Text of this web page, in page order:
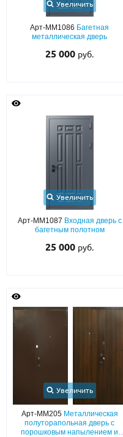
Увеличить
Арт-ММ1086 Багетная
металлическая дверь
25 000 руб.
Увеличить
Арт-ММ1087 Входная дверь с
багетным полотном
25 000 руб.
Увеличить
Арт-ММ205 Металлическая
полуторапольная дверь с
порошковым напылением и